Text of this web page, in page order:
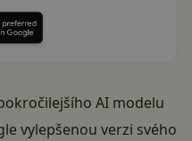
AI modelu
vylepšenou verzi svého